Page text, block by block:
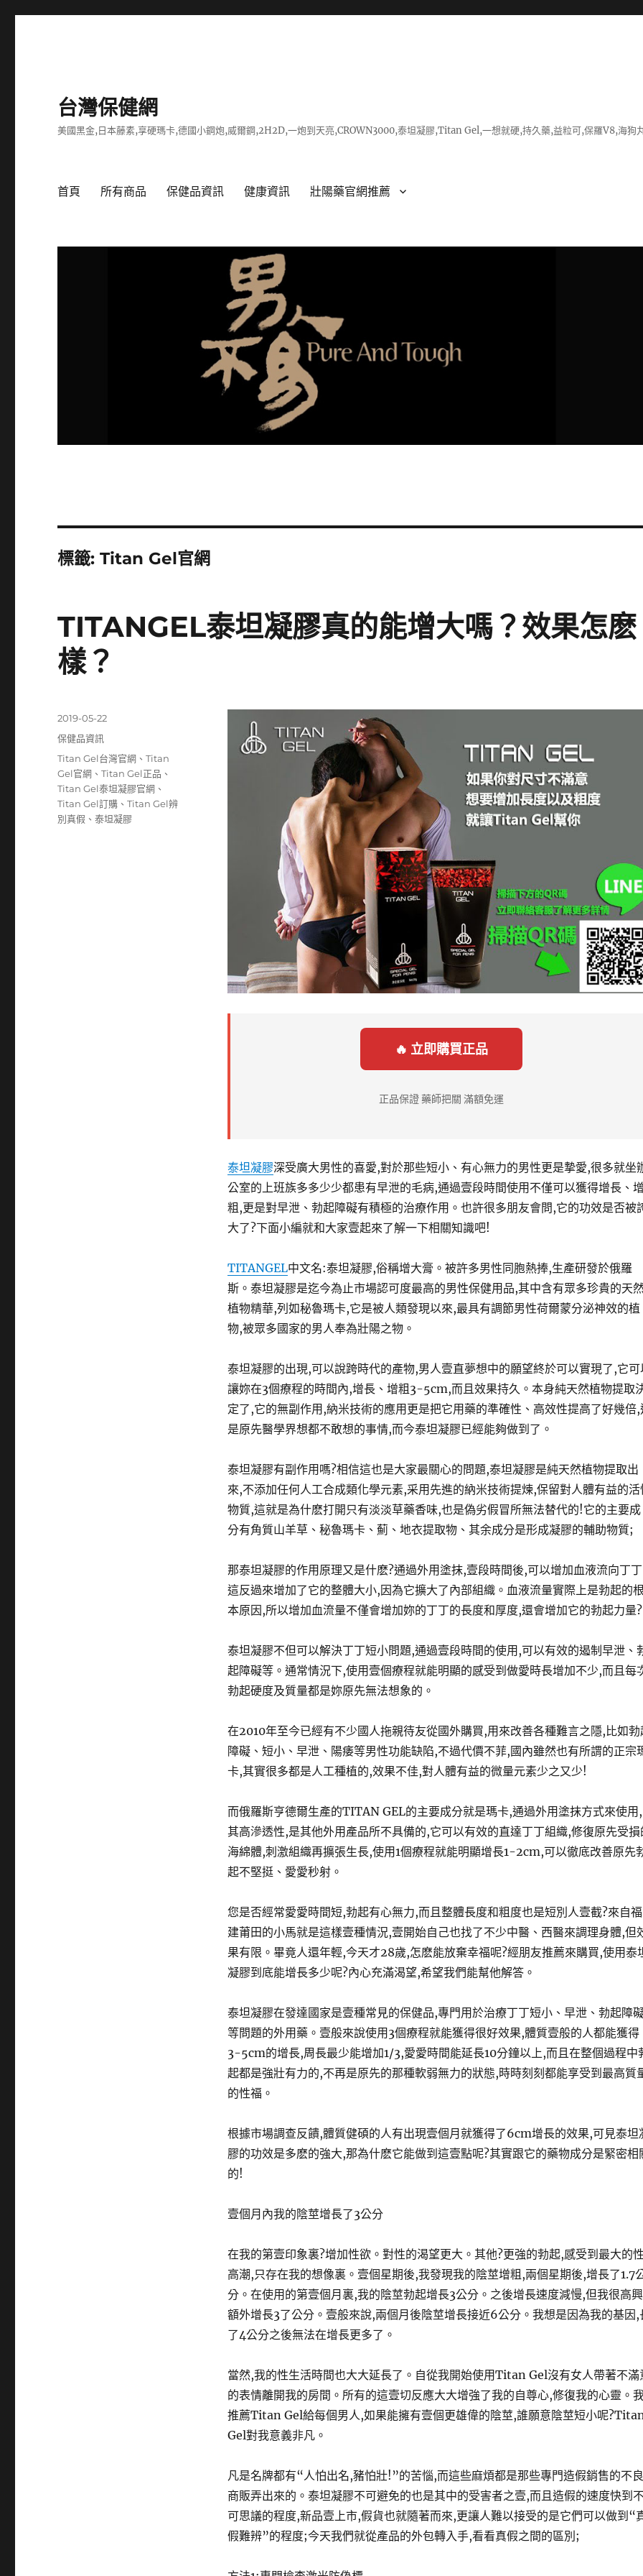
台灣保健網
美國黑金,日本藤素,享硬瑪卡,德國小鋼炮,威爾鋼,2H2D,一炮到天亮,CROWN3000,泰坦凝膠,Titan Gel,一想就硬,持久藥,益粒可,保羅V8,海狗
首頁 所有商品 保健品資訊 健康資訊 壯陽藥官網推薦
標籤:Titan Gel官網
TITANGEL泰坦凝膠真的能增大嗎？效果怎麽
樣？
🔥 立即購買正品
正品保證 藥師把關 滿額免運
泰坦凝膠深受廣大男性的喜愛,對於那些短小、有心無力的男性更是摯愛,很多就坐
公室的上班族多多少少都患有早泄的毛病,通過壹段時間使用不僅可以獲得增長、增
粗,更是對早泄、勃起障礙有積極的治療作用。也許很多朋友會問,它的功效是否被
大了?下面小編就和大家壹起來了解一下相關知識吧!
TITANGEL中文名:泰坦凝膠,俗稱增大膏。被許多男性同胞熱捧,生產研發於俄羅
斯。泰坦凝膠是迄今為止市場認可度最高的男性保健用品,其中含有眾多珍貴的天
植物精華,列如秘魯瑪卡,它是被人類發現以來,最具有調節男性荷爾蒙分泌神效的植
物,被眾多國家的男人奉為壯陽之物。
泰坦凝膠的出現,可以說跨時代的產物,男人壹直夢想中的願望終於可以實現了,它可
讓妳在3個療程的時間內,增長、增粗3-5cm,而且效果持久。本身純天然植物提取
定了,它的無副作用,納米技術的應用更是把它用藥的準確性、高效性提高了好幾倍,
是原先醫學界想都不敢想的事情,而今泰坦凝膠已經能夠做到了。
泰坦凝膠有副作用嗎?相信這也是大家最關心的問題,泰坦凝膠是純天然植物提取出
來,不添加任何人工合成類化學元素,采用先進的納米技術提煉,保留對人體有益的活
物質,這就是為什麽打開只有淡淡草藥香味,也是偽劣假冒所無法替代的!它的主要成
分有角質山羊草、秘魯瑪卡、薊、地衣提取物、其余成分是形成凝膠的輔助物質;
那泰坦凝膠的作用原理又是什麽?通過外用塗抹,壹段時間後,可以增加血液流向丁
這反過來增加了它的整體大小,因為它擴大了內部組織。血液流量實際上是勃起的根
本原因,所以增加血流量不僅會增加妳的丁丁的長度和厚度,還會增加它的勃起力量?
泰坦凝膠不但可以解決丁丁短小問題,通過壹段時間的使用,可以有效的遏制早泄、
起障礙等。通常情況下,使用壹個療程就能明顯的感受到做愛時長增加不少,而且每
勃起硬度及質量都是妳原先無法想象的。
在2010年至今已經有不少國人拖親待友從國外購買,用來改善各種難言之隱,比如勃
障礙、短小、早泄、陽痿等男性功能缺陷,不過代價不菲,國內雖然也有所謂的正宗
卡,其實很多都是人工種植的,效果不佳,對人體有益的微量元素少之又少!
而俄羅斯亨德爾生產的TITAN GEL的主要成分就是瑪卡,通過外用塗抹方式來使用,
其高滲透性,是其他外用產品所不具備的,它可以有效的直達丁丁組織,修復原先受損
海綿體,刺激組織再擴張生長,使用1個療程就能明顯增長1-2cm,可以徹底改善原先
起不堅挺、愛愛秒射。
您是否經常愛愛時間短,勃起有心無力,而且整體長度和粗度也是短別人壹截?來自福
建莆田的小馬就是這樣壹種情況,壹開始自己也找了不少中醫、西醫來調理身體,但
果有限。畢竟人還年輕,今天才28歲,怎麽能放棄幸福呢?經朋友推薦來購買,使用泰
凝膠到底能增長多少呢?內心充滿渴望,希望我們能幫他解答。
泰坦凝膠在發達國家是壹種常見的保健品,專門用於治療丁丁短小、早泄、勃起障
等問題的外用藥。壹般來說使用3個療程就能獲得很好效果,體質壹般的人都能獲得
3-5cm的增長,周長最少能增加1/3,愛愛時間能延長10分鐘以上,而且在整個過程中
起都是強壯有力的,不再是原先的那種軟弱無力的狀態,時時刻刻都能享受到最高質
的性福。
根據市場調查反饋,體質健碩的人有出現壹個月就獲得了6cm增長的效果,可見泰坦
膠的功效是多麽的強大,那為什麽它能做到這壹點呢?其實跟它的藥物成分是緊密相
的!
壹個月內我的陰莖增長了3公分
在我的第壹印象裏?增加性欲。對性的渴望更大。其他?更強的勃起,感受到最大的性
高潮,只存在我的想像裏。壹個星期後,我發現我的陰莖增粗,兩個星期後,增長了1.7
分。在使用的第壹個月裏,我的陰莖勃起增長3公分。之後增長速度減慢,但我很高興
額外增長3了公分。壹般來說,兩個月後陰莖增長接近6公分。我想是因為我的基因,
了4公分之後無法在增長更多了。
當然,我的性生活時間也大大延長了。自從我開始使用Titan Gel沒有女人帶著不滿
的表情離開我的房間。所有的這壹切反應大大增強了我的自尊心,修復我的心靈。
推薦Titan Gel給每個男人,如果能擁有壹個更雄偉的陰莖,誰願意陰莖短小呢
Gel對我意義非凡。
凡是名牌都有“人怕出名,豬怕壯!”的苦惱,而這些麻煩都是那些專門造假銷售的不良
商販弄出來的。泰坦凝膠不可避免的也是其中的受害者之壹,而且造假的速度快到
可思議的程度,新品壹上市,假貨也就隨著而來,更讓人難以接受的是它們可以做到“
假難辨”的程度;今天我們就從產品的外包轉入手,看看真假之間的區別;
發
佈
期:
2019-05-22
分
類
保健品資訊
標
籤
Titan Gel台灣官網 、Titan
Gel官網 、Titan Gel正品 、
Titan Gel泰坦凝膠官網 、
Titan Gel訂購 、Titan Gel辨
別真假 、泰坦凝膠